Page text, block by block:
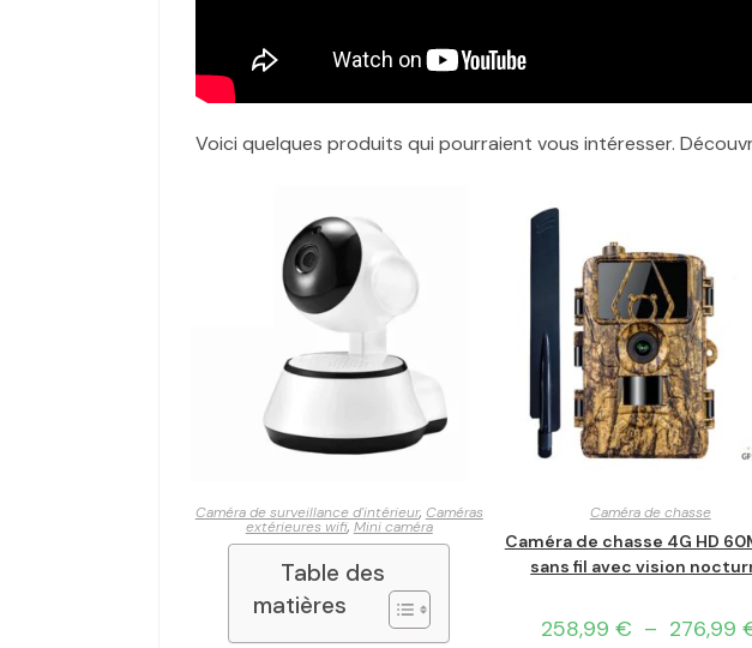
Voici quelques produits qui pourraient vous intéresser.
Caméra de surveillance d'intérieur, Caméras
extérieures wifi, Mini caméra
Table des
matières
Caméra de chasse
Caméra de chasse 4G HD
sans fil avec vision
258,99€ – 276,99